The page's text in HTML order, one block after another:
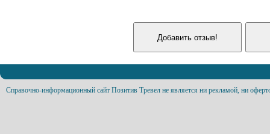
Справочно-информационный сайт Позитив Тревел не является ни рекламой, ни